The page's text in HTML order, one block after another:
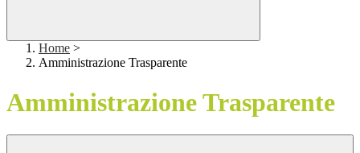
Home >
Amministrazione Trasparente
Amministrazione Trasparente